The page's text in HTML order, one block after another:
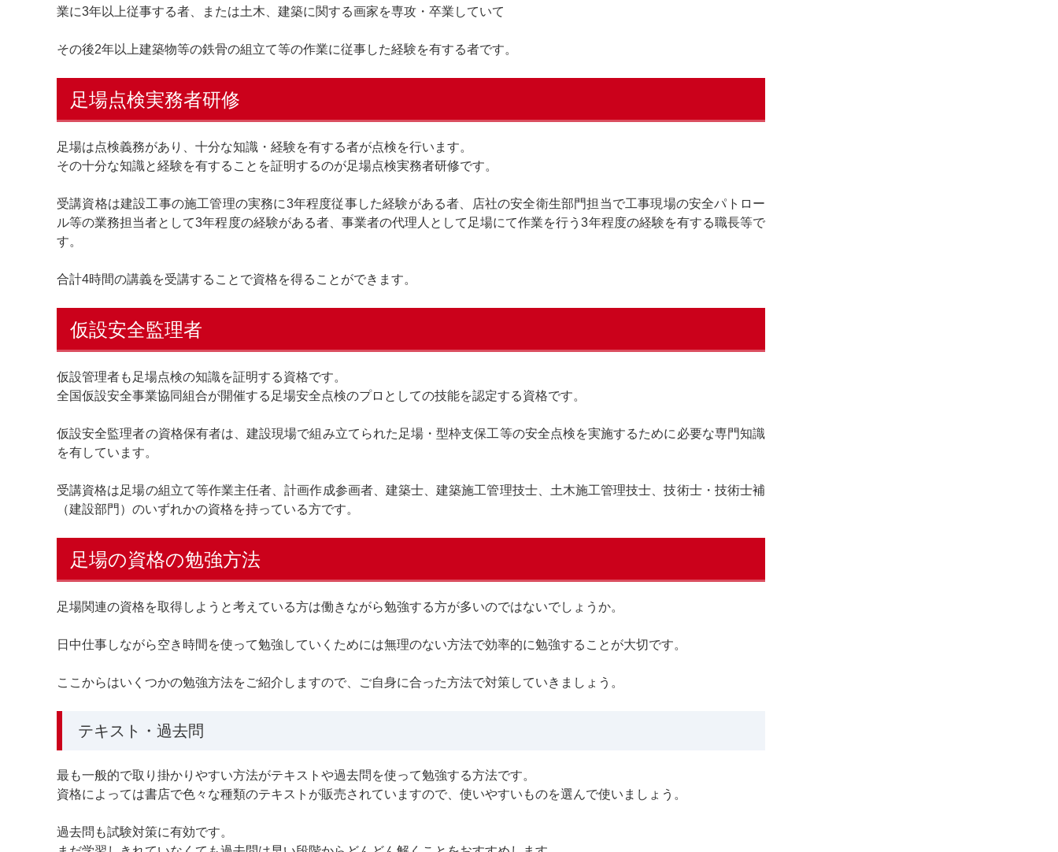
業に3年以上従事する者、または土木、建築に関する画家を専攻・卒業していて
その後2年以上建築物等の鉄骨の組立て等の作業に従事した経験を有する者です。
足場点検実務者研修
足場は点検義務があり、十分な知識・経験を有する者が点検を行います。
その十分な知識と経験を有することを証明するのが足場点検実務者研修です。
受講資格は建設工事の施工管理の実務に3年程度従事した経験がある者、店社の安全衛生部門担当で工事現場の安全パトロー
ル等の業務担当者として3年程度の経験がある者、事業者の代理人として足場にて作業を行う3年程度の経験を有する職長等で
す。
合計4時間の講義を受講することで資格を得ることができます。
仮設安全監理者
仮設管理者も足場点検の知識を証明する資格です。
全国仮設安全事業協同組合が開催する足場安全点検のプロとしての技能を認定する資格です。
仮設安全監理者の資格保有者は、建設現場で組み立てられた足場・型枠支保工等の安全点検を実施するために必要な専門知識
を有しています。
受講資格は足場の組立て等作業主任者、計画作成参画者、建築士、建築施工管理技士、土木施工管理技士、技術士・技術士補
（建設部門）のいずれかの資格を持っている方です。
足場の資格の勉強方法
足場関連の資格を取得しようと考えている方は働きながら勉強する方が多いのではないでしょうか。
日中仕事しながら空き時間を使って勉強していくためには無理のない方法で効率的に勉強することが大切です。
ここからはいくつかの勉強方法をご紹介しますので、ご自身に合った方法で対策していきましょう。
テキスト・過去問
最も一般的で取り掛かりやすい方法がテキストや過去問を使って勉強する方法です。
資格によっては書店で色々な種類のテキストが販売されていますので、使いやすいものを選んで使いましょう。
過去問も試験対策に有効です。